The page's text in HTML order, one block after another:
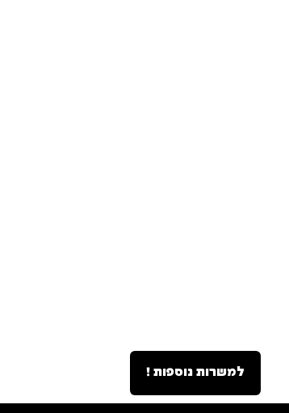
למשרות נוספות !